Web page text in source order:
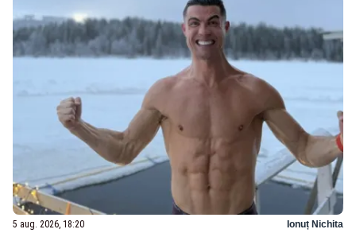
5 aug. 2026, 18:20 Ionuț Nichita